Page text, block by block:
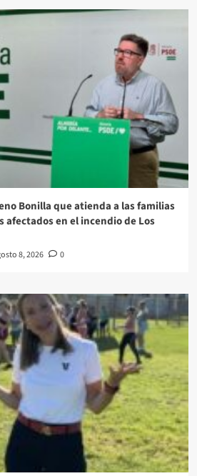
Bonilla que atienda a las familias
afectados en el incendio de Los
8, 2026 0